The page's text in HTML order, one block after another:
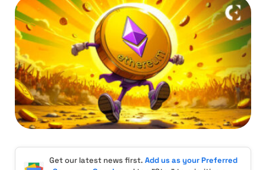
Get our latest news first. Add us as your Preferred